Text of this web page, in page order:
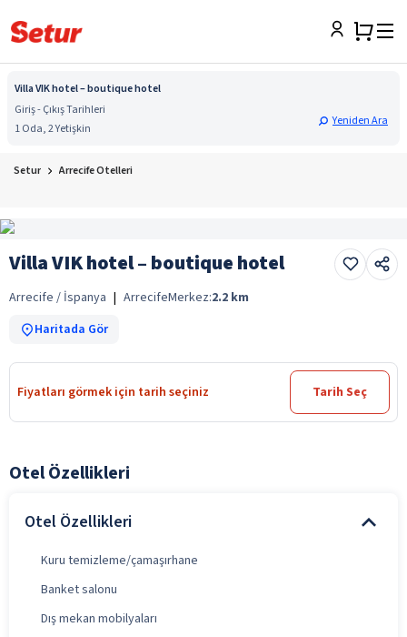
Villa VIK hotel – boutique hotel
Giriş - Çıkış Tarihleri
1 Oda, 2 Yetişkin
Yeniden Ara
Setur Arrecife Otelleri
Villa VIK hotel – boutique hotel
Arrecife / İspanya | ArrecifeMerkez:2.2 km
Haritada Gör
Fiyatları görmek için tarih seçiniz Tarih Seç
Otel Özellikleri
Otel Özellikleri
Kuru temizleme/çamaşırhane
Banket salonu
Dış mekan mobilyaları